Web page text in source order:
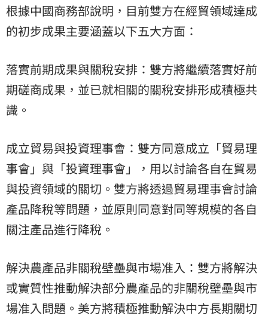
根據中國商務部說明，目前雙方在經貿領域達成
的初步成果主要涵蓋以下五大方面：
落實前期成果與關稅安排：雙方將繼續落實好前
期磋商成果，並已就相關的關稅安排形成積極共
識。
成立貿易與投資理事會：雙方同意成立「貿易理
事會」與「投資理事會」，用以討論各自在貿易
與投資領域的關切。雙方將透過貿易理事會討論
產品降稅等問題，並原則同意對同等規模的各自
關注產品進行降稅。
解決農產品非關稅壁壘與市場准入：雙方將解決
或實質性推動解決部分農產品的非關稅壁壘與市
場准入問題。美方將積極推動解決中方長期關切